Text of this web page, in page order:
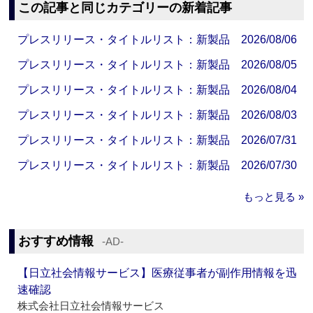
この記事と同じカテゴリーの新着記事
プレスリリース・タイトルリスト：新製品 2026/08/06
プレスリリース・タイトルリスト：新製品 2026/08/05
プレスリリース・タイトルリスト：新製品 2026/08/04
プレスリリース・タイトルリスト：新製品 2026/08/03
プレスリリース・タイトルリスト：新製品 2026/07/31
プレスリリース・タイトルリスト：新製品 2026/07/30
もっと見る »
おすすめ情報 ‐AD‐
【日立社会情報サービス】医療従事者が副作用情報を迅
速確認
株式会社日立社会情報サービス